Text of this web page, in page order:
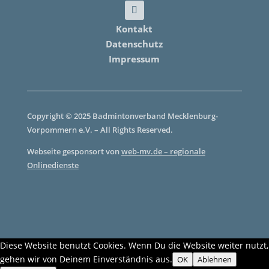
Kontakt
Datenschutz
Impressum
Copyright © 2025 Badmintonverband Mecklenburg-
Vorpommern e.V. – All Rights Reserved.
Webseite gesponsort vonweb-mv.de – regionale
Onlinedienste
Diese Website benutzt Cookies. Wenn Du die Website weiter nutzt,
gehen wir von Deinem Einverständnis aus. OK
Ablehnen